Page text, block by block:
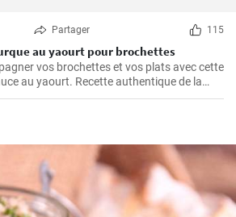
Partager 115
au yaourt pour brochettes
vos brochettes et vos plats avec cette
au yaourt. Recette authentique de la